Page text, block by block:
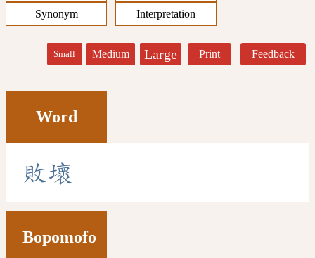
Synonym
Interpretation
Small Medium Large Print Feedback
Word
敗壞
Bopomofo